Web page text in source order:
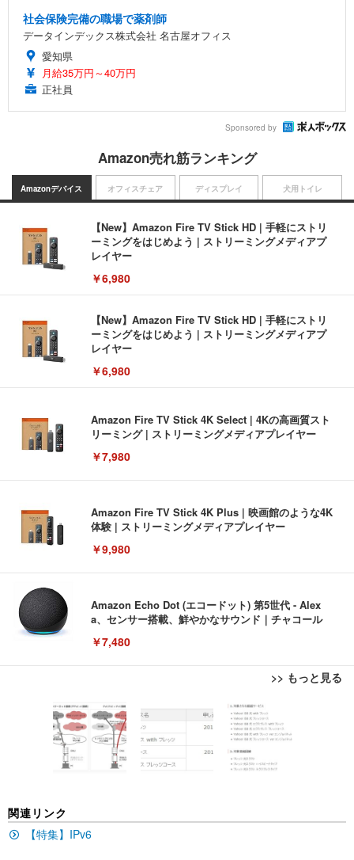
社会保険完備の職場で薬剤師
データインデックス株式会社 名古屋オフィス
愛知県
月給35万円～40万円
正社員
Sponsored by
Amazon売れ筋ランキング
Amazonデバイス
【New】Amazon Fire TV Stick HD | 手軽にストリ
ーミングをはじめよう | ストリーミングメディアプ
レイヤー
￥6,980
【New】Amazon Fire TV Stick HD | 手軽にストリ
ーミングをはじめよう | ストリーミングメディアプ
レイヤー
￥6,980
Amazon Fire TV Stick 4K Select | 4Kの高画質スト
リーミング | ストリーミングメディアプレイヤー
￥7,980
Amazon Fire TV Stick 4K Plus | 映画館のような4K
体験 | ストリーミングメディアプレイヤー
￥9,980
Amazon Echo Dot (エコードット) 第5世代 - Alex
a、センサー搭載、鮮やかなサウンド｜チャコール
￥7,480
>> もっと見る
オフィスチェア
[EdoErgo] オフィスチェア 椅子 テレワーク 疲れな
い 跳ね上げ式アームレスト コンパクト 約105度ロッ
キング pc 事務椅子 360度回転 座面昇降 強化ナイロ
ン樹脂ベース 通気性メッシュ 在宅ワーク H-WY01
(黒網+黒枠+黒足)
￥5,699
ュチェア 人間工学 疲れない ブラック
ディスプレイ
EIZO ビジネス向けプレミアムモニター | FlexScan
EV3240X-WT | 31.5型4K UHD・USB Type-C・ホワ
イト
￥105,595
犬用トイレ
Amazonベーシック ペットシーツ 薄型 レギュラー 1
回使い捨て 無香料 ホワイト 300枚
￥3,373
x2袋(84枚) ホワイト(吸収面:ライトブルー)
関連リンク
【特集】IPv6